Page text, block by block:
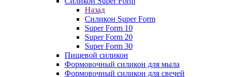
Назад
Силикон Super Form
Super Form 10
Super Form 20
Super Form 30
Пищевой силикон
Формовочный силикон для мыла
Формовочный силикон для свечей